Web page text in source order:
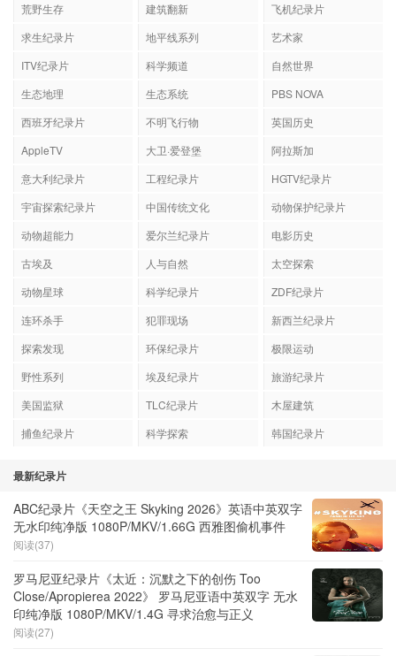
荒野生存
建筑翻新
飞机纪录片
求生纪录片
地平线系列
艺术家
ITV纪录片
科学频道
自然世界
生态地理
生态系统
PBS NOVA
西班牙纪录片
不明飞行物
英国历史
AppleTV
大卫·爱登堡
阿拉斯加
意大利纪录片
工程纪录片
HGTV纪录片
宇宙探索纪录片
中国传统文化
动物保护纪录片
动物超能力
爱尔兰纪录片
电影历史
古埃及
人与自然
太空探索
动物星球
科学纪录片
ZDF纪录片
连环杀手
犯罪现场
新西兰纪录片
探索发现
环保纪录片
极限运动
野性系列
埃及纪录片
旅游纪录片
美国监狱
TLC纪录片
木屋建筑
捕鱼纪录片
科学探索 韩国纪录片
最新纪录片
ABC纪录片《天空之王 Skyking 2026》英语中英双字
无水印纯净版 1080P/MKV/1.66G 西雅图偷机事件
阅读(37)
罗马尼亚纪录片《太近：沉默之下的创伤 Too
Close/Apropierea 2022》 罗马尼亚语中英双字 无水
印纯净版 1080P/MKV/1.4G 寻求治愈与正义
阅读(27)